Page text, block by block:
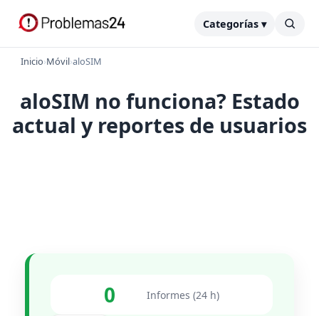
Categorías ▾
Inicio›Móvil›aloSIM
aloSIM no funciona? Estado
actual y reportes de usuarios
0 Informes (24 h)